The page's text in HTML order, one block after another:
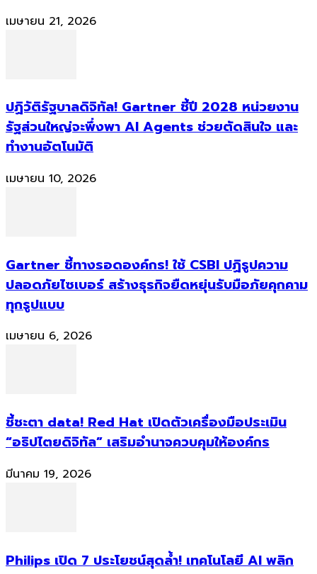
เมษายน 21, 2026
ปฏิวัติรัฐบาลดิจิทัล! Gartner ชี้ปี 2028 หน่วยงาน
รัฐส่วนใหญ่จะพึ่งพา AI Agents ช่วยตัดสินใจ และ
ทำงานอัตโนมัติ
เมษายน 10, 2026
Gartner ชี้ทางรอดองค์กร! ใช้ CSBI ปฏิรูปความ
ปลอดภัยไซเบอร์ สร้างธุรกิจยืดหยุ่นรับมือภัยคุกคาม
ทุกรูปแบบ
เมษายน 6, 2026
ชี้ชะตา data! Red Hat เปิดตัวเครื่องมือประเมิน
“อธิปไตยดิจิทัล” เสริมอำนาจควบคุมให้องค์กร
มีนาคม 19, 2026
Philips เปิด 7 ประโยชน์สุดล้ำ! เทคโนโลยี AI พลิก